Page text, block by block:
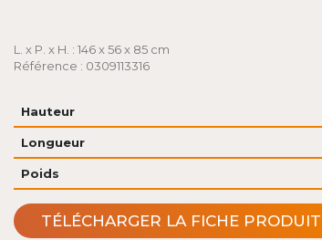
L. x P. x H. : 146 x 56 x 85 cm
Référence : 0309113316
Hauteur
Longueur
Poids
TÉLÉCHARGER LA FICHE PRODUIT